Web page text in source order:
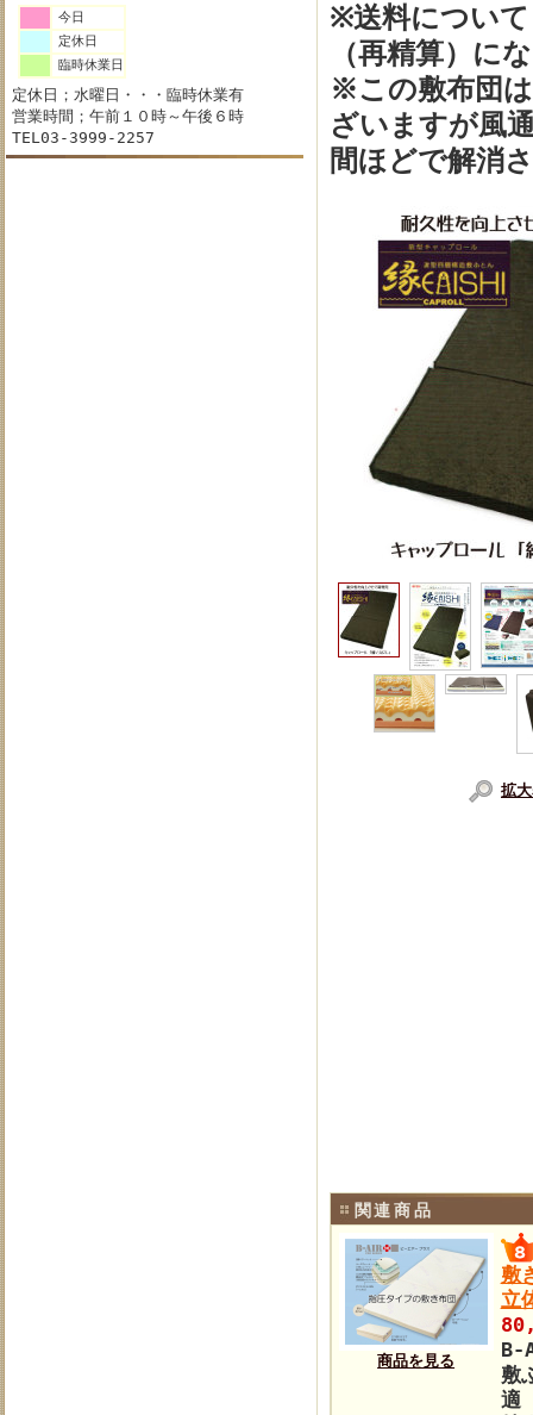
今日
定休日
臨時休業日
定休日；水曜日・・・臨時休業有
営業時間；午前１０時～午後６時
TEL03-3999-2257
※送料につい
（再精算）に
※この敷布団
ざいますが風
間ほどで解消
拡
関連商品
商品を見る
敷
立
B-
敷
適